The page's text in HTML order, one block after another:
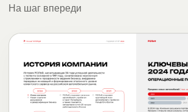
На шаг впереди